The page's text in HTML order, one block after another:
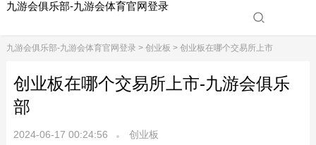
九游会俱乐部-九游会体育官网登录
九游会俱乐部-九游会体育官网登录> 创业板 > 创业板在哪个交易所上市
创业板在哪个交易所上市-九游会俱乐
部
2024-06-17 00:24:56 创业板